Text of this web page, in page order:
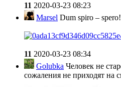
11 2020-03-23 08:23
Marsel Dum spiro – spero!
11 2020-03-23 08:34
Golubka Человек не
сожаления не приходят на